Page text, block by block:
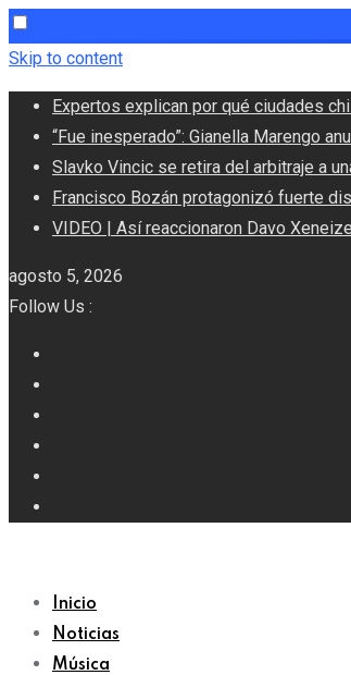
Skip to content
Expertos explican por qué ciudades
“Fue inesperado”: Gianella Marengo
Slavko Vincic se retira del arbitraje a
Francisco Bozán protagonizó fuerte
VIDEO | Así reaccionaron Davo
agosto 5, 2026
Follow Us :
Inicio
Noticias
Música